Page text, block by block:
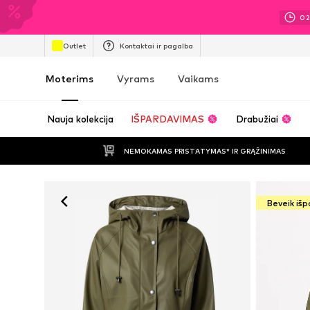
02
Outlet Kontaktai ir pagalba
Moterims Vyrams Vaikams
Nauja kolekcija IŠPARDAVIMAS Drabužiai
NEMOKAMAS PRISTATYMAS* IR GRĄŽINIMAS
Beveik